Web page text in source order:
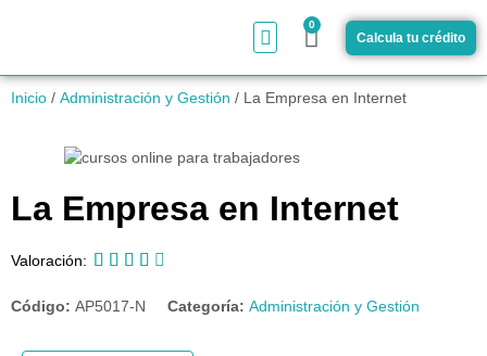
0
Calcula tu crédito
Inicio / Administración y Gestión / La Empresa en Internet
La Empresa en Internet
Valoración:     
Código: AP5017-N Categoría: Administración y Gestión